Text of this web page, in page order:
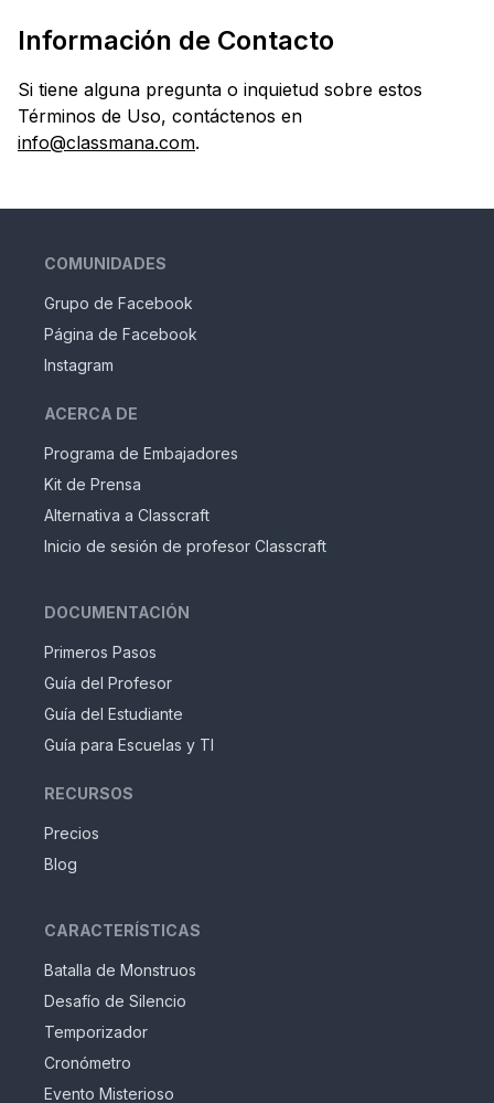
Información de Contacto
Si tiene alguna pregunta o inquietud sobre estos
Términos de Uso, contáctenos en
info@classmana.com.
COMUNIDADES
Grupo de Facebook
Página de Facebook
Instagram
ACERCA DE
Programa de Embajadores
Kit de Prensa
Alternativa a Classcraft
Inicio de sesión de profesor Classcraft
DOCUMENTACIÓN
Primeros Pasos
Guía del Profesor
Guía del Estudiante
Guía para Escuelas y TI
RECURSOS
Precios
Blog
CARACTERÍSTICAS
Batalla de Monstruos
Desafío de Silencio
Temporizador
Cronómetro
Evento Misterioso